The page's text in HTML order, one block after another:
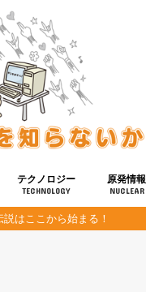
テクノロジー
TECHNOLOGY
健康
宇宙
原発情報
NUCLEAR
はここから始まる！